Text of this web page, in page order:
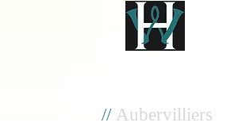
Cité scolaire
//Aubervilliers